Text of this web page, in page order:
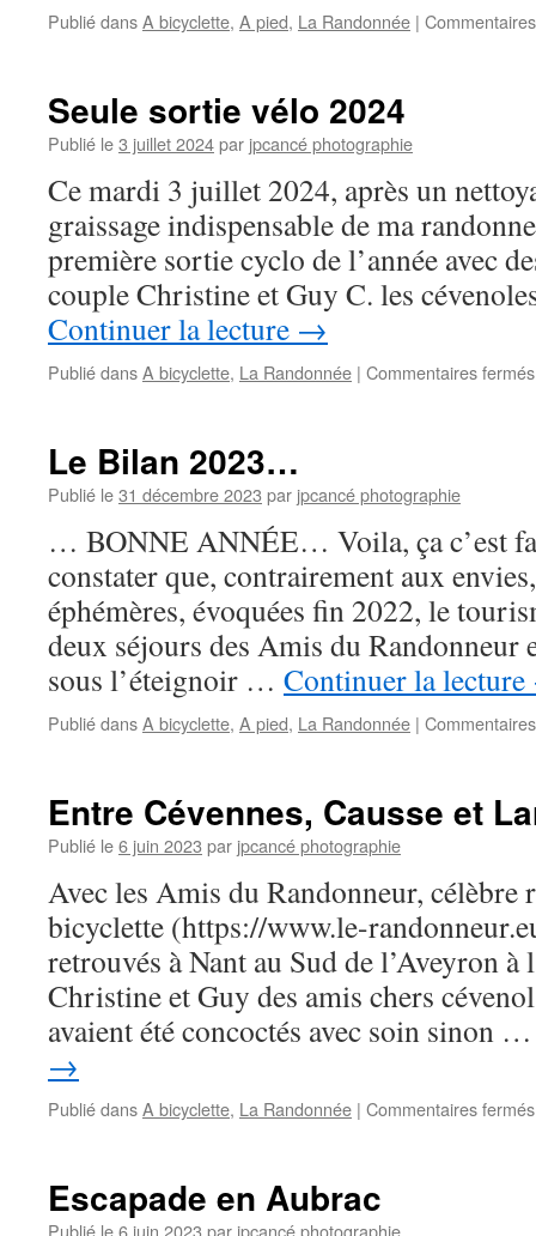
Publié dansA bicyclette, A pied, La Randonnée |
Seule sortie vélo 2024
Publié le3 juillet 2024par jpcancé photographie
Ce mardi 3 juillet 2024, après un
graissage indispensable de ma
première sortie cyclo de l’année avec
couple Christine et Guy C. les
Continuer la lecture →
Publié dansA bicyclette, La Randonnée | Commentaires fermés
Le Bilan 2023…
Publié le31 décembre 2023 par jpcancé photographie
… BONNE ANNÉE… Voila, ça c’est
constater que, contrairement aux
éphémères, évoquées fin 2022, le
deux séjours des Amis du Randonneur
sous l’éteignoir … Continuer la lecture
Publié dansA bicyclette, A pied, La Randonnée |
Entre Cévennes, Causse et
Publié le6 juin 2023 par jpcancé photographie
Avec les Amis du Randonneur, célèbre
bicyclette (https://www.le-
retrouvés à Nant au Sud de l’Aveyron
Christine et Guy des amis chers
avaient été concoctés avec soin sinon
→
Publié dansA bicyclette, La Randonnée | Commentaires fermés
Escapade en Aubrac
Publié le6 juin 2023 par jpcancé photographie